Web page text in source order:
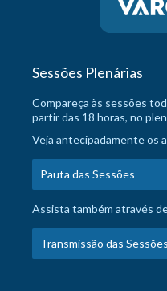
Sessões Plenárias
Compareça às sessões
partir das 18 horas, no
Veja antecipadamente os
Pauta das Sessões
Assista também através
Transmissão das Sessões